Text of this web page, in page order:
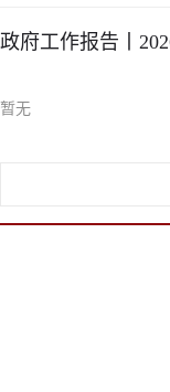
政府工作报告丨
暂无